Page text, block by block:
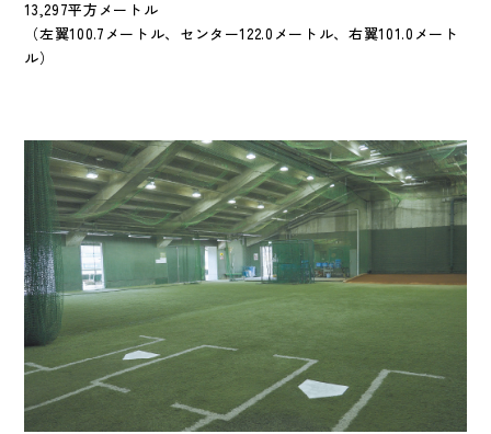
13,297平方メートル
（左翼100.7メートル、センター122.0メートル、右翼101.0メート
ル）